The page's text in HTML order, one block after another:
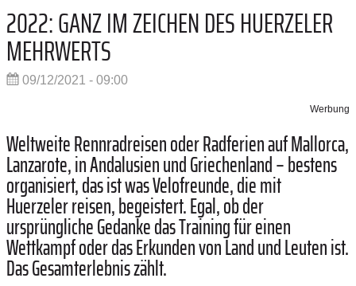
2022: GANZ IM ZEICHEN DES HUERZELER
MEHRWERTS
09/12/2021 - 09:00
Werbung
Weltweite Rennradreisen oder Radferien auf Mallorca,
Lanzarote, in Andalusien und Griechenland – bestens
organisiert, das ist was Velofreunde, die mit
Huerzeler reisen, begeistert. Egal, ob der
ursprüngliche Gedanke das Training für einen
Wettkampf oder das Erkunden von Land und Leuten ist.
Das Gesamterlebnis zählt.